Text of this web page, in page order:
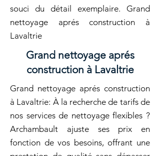
souci du détail exemplaire. Grand
nettoyage aprés construction à
Lavaltrie
Grand nettoyage aprés
construction à Lavaltrie
Grand nettoyage aprés construction
à Lavaltrie: À la recherche de tarifs de
nos services de nettoyage flexibles ?
Archambault ajuste ses prix en
fonction de vos besoins, offrant une